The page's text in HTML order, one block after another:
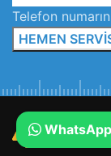
Telefon
WhatsApp